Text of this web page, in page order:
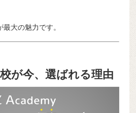
大の魅力です。
が今、選ばれる理由